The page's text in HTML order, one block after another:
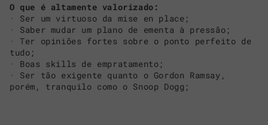
O que é altamente valorizado:
· Ser um virtuoso da mise en place;
· Saber mudar um plano de ementa à pressão;
· Ter opiniões fortes sobre o ponto perfeito de
tudo;
· Boas skills de empratamento;
· Ser tão exigente quanto o Gordon Ramsay,
porém, tranquilo como o Snoop Dogg;